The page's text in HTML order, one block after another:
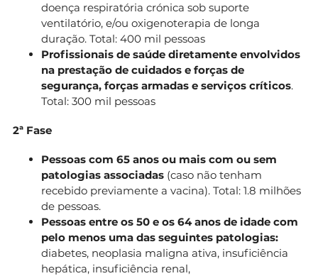
doença respiratória crónica sob suporte
ventilatório, e/ou oxigenoterapia de longa
duração. Total: 400 mil pessoas
Profissionais de saúde diretamente envolvidos
na prestação de cuidados e forças de
segurança, forças armadas e serviços críticos.
Total: 300 mil pessoas
2ª Fase
Pessoas com 65 anos ou mais com ou sem
patologias associadas (caso não tenham
recebido previamente a vacina). Total: 1.8 milhões
de pessoas.
Pessoas entre os 50 e os 64 anos de idade com
pelo menos uma das seguintes patologias:
diabetes, neoplasia maligna ativa, insuficiência
hepática, insuficiência renal,